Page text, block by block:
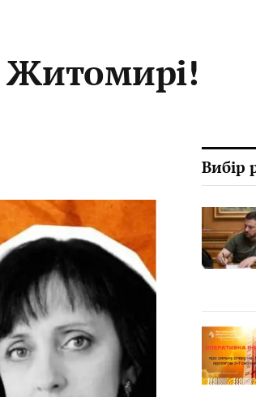
Житомирі!
Вибір